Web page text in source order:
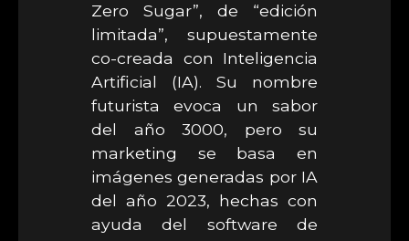
Zero Sugar”, de “edición
limitada”, supuestamente
co-creada con Inteligencia
Artificial (IA). Su nombre
futurista evoca un sabor
del año 3000, pero su
marketing se basa en
imágenes generadas por IA
del año 2023, hechas con
ayuda del software de